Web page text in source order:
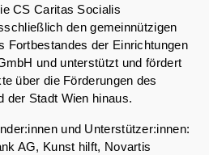
CS Caritas Socialis
den gemeinnützigen
Fortbestandes der Einrichtungen
und unterstützt und fördert
über die Förderungen des
der Stadt Wien hinaus.
und Unterstützer:innen:
AG, Kunst hilft, Novartis